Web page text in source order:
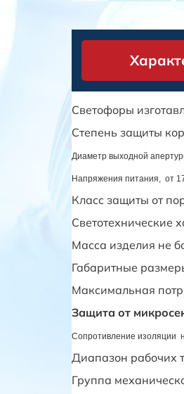
Светофоры
Степень защиты
Диаметр выходной
Напряжения питания, от
Класс защиты от
Светотехнические
Масса изделия не
Габаритные
Максимальная
Защита от
Сопротивление изоляции
Диапазон рабочих
Группа